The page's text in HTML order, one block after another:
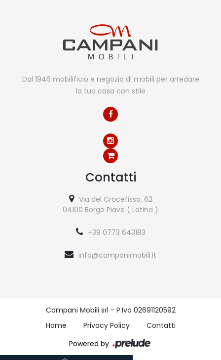
Dal 1946 mobilificio e negozio di mobili per arredare
la tua casa con stile
Contatti
Via del Crocefisso, 62
04100 Borgo Piave ( Latina )
+39 0773 643183
info@campanimobili.it
Campani Mobili srl - P.Iva 02691120592
Home
Privacy Policy
Contatti
Powered by